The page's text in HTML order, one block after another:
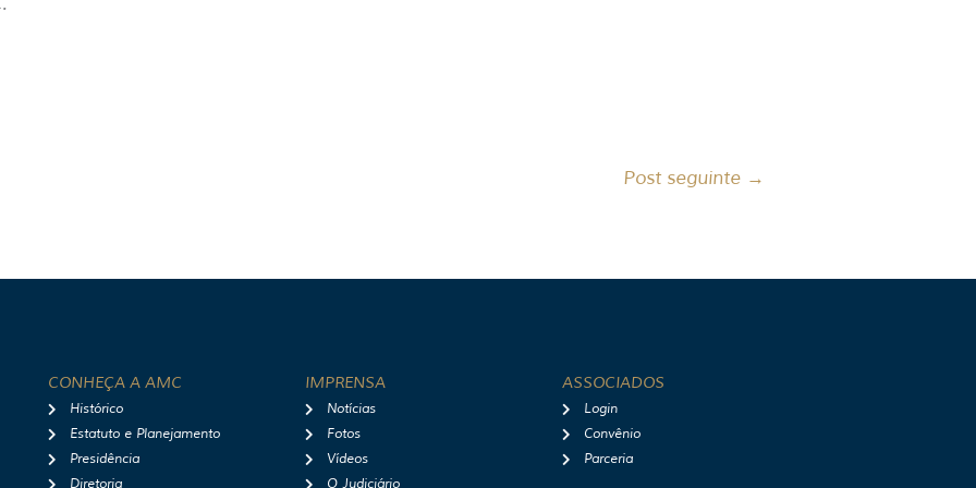
Post seguinte →
CONHEÇA A AMC
Histórico
Estatuto e Planejamento
Presidência
Diretoria
IMPRENSA
Notícias
Fotos
Vídeos
O Judiciário
ASSOCIADOS
Login
Convênio
Parceria